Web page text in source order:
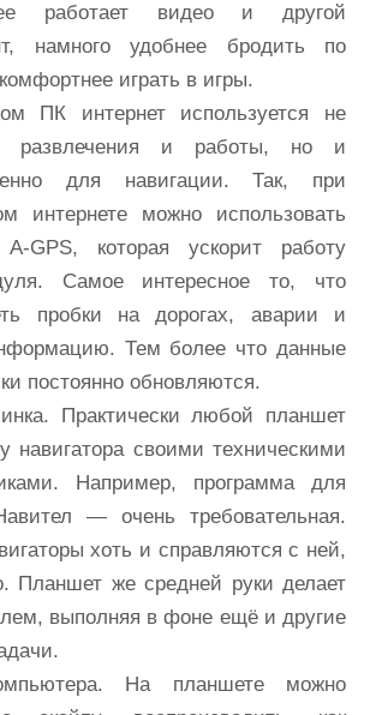
работает видео и другой
намного удобнее бродить по
играть в игры.
ПК интернет используется не
развлечения и работы, но и
для навигации. Так, при
интернете можно использовать
A-GPS, которая ускорит работу
Самое интересное то, что
пробки на дорогах, аварии и
Тем более что данные
постоянно обновляются.
Практически любой планшет
навигатора своими техническими
Например, программа для
— очень требовательная.
хоть и справляются с ней,
Планшет же средней руки делает
выполняя в фоне ещё и другие
На планшете можно